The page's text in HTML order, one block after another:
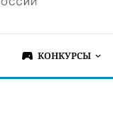
КОНКУРСЫ